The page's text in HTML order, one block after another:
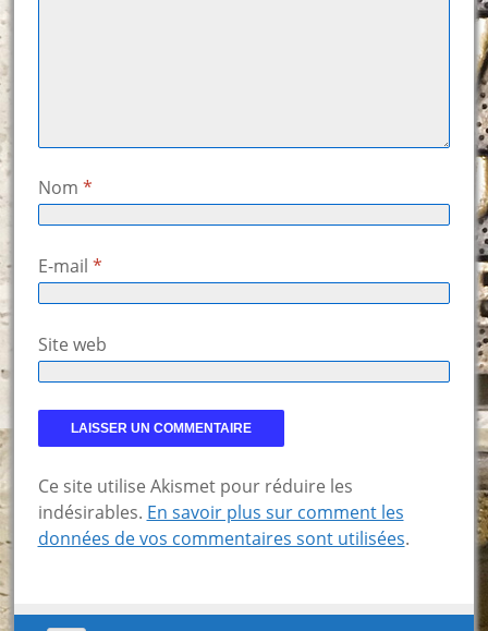
Nom *
E-mail *
Site web
Ce site utilise Akismet pour réduire les
indésirables. En savoir plus sur comment les
données de vos commentaires sont utilisées.